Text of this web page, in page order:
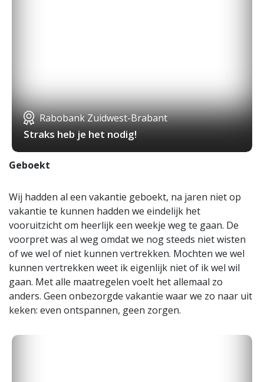
Rabobank Zuidwest-Brabant
Straks heb je het nodig!
Geboekt
Wij hadden al een vakantie geboekt, na jaren niet op
vakantie te kunnen hadden we eindelijk het
vooruitzicht om heerlijk een weekje weg te gaan. De
voorpret was al weg omdat we nog steeds niet wisten
of we wel of niet kunnen vertrekken. Mochten we wel
kunnen vertrekken weet ik eigenlijk niet of ik wel wil
gaan. Met alle maatregelen voelt het allemaal zo
anders. Geen onbezorgde vakantie waar we zo naar uit
keken: even ontspannen, geen zorgen.